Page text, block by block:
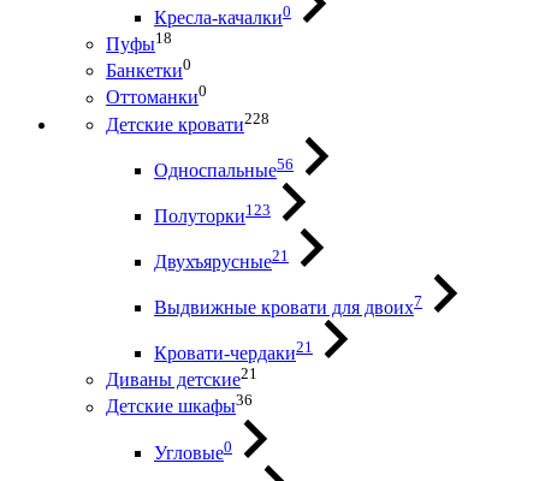
Кресла-качалки0
Пуфы18
Банкетки0
Оттоманки0
Детские кровати228
Односпальные56
Полуторки123
Двухъярусные21
Выдвижные кровати для двоих7
Кровати-чердаки21
Диваны детские21
Детские шкафы36
Угловые0